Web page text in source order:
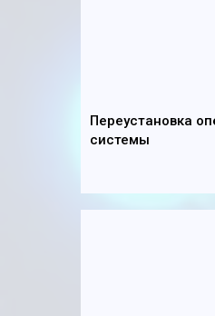
Переустановка
системы